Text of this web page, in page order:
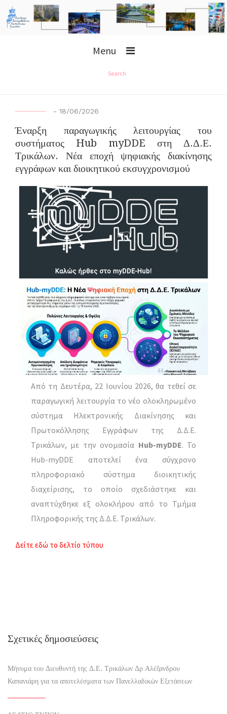
Menu
Search
- 18/06/2026
Έναρξη παραγωγικής λειτουργίας του
συστήματος Hub myDDE στη Δ.Δ.Ε.
Τρικάλων. Νέα εποχή ψηφιακής διακίνησης
εγγράφων και διοικητικού εκσυγχρονισμού
Από τη Δευτέρα, 22 Ιουνίου 2026, θα τεθεί σε
παραγωγική λειτουργία το νέο ολοκληρωμένο
σύστημα Ηλεκτρονικής Διακίνησης και
Πρωτοκόλλησης Εγγράφων της Δ.Δ.Ε.
Τρικάλων, με την ονομασία Hub-myDDE. Το
Hub-myDDE αποτελεί ένα σύγχρονο
πληροφοριακό σύστημα διοικητικής
διαχείρισης, το οποίο σχεδιάστηκε και
αναπτύχθηκε εξ ολοκλήρου από το Τμήμα
Πληροφορικής της Δ.Δ.Ε. Τρικάλων.
Δείτε εδώ το δελτίο τύπου
Σχετικές δημοσιεύσεις
Μήνυμα του Διευθυντή της Δ.Ε. Τρικάλων Δρ Αλέξανδρου
Καπανιάρη για τα αποτελέσματα των Πανελλαδικών Εξετάσεων